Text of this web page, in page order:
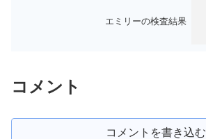
エミリーの検査結果
コメント
コメントを書き込む